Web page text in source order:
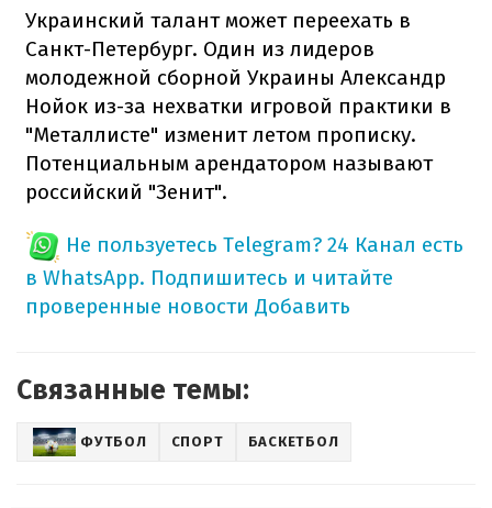
Украинский талант может переехать в
Санкт-Петербург. Один из лидеров
молодежной сборной Украины Александр
Нойок из-за нехватки игровой практики в
"Металлисте" изменит летом прописку.
Потенциальным арендатором называют
российский "Зенит".
Не пользуетесь Telegram? 24 Канал есть
в WhatsApp. Подпишитесь и читайте
проверенные новости Добавить
Связанные темы:
ФУТБОЛ СПОРТ БАСКЕТБОЛ